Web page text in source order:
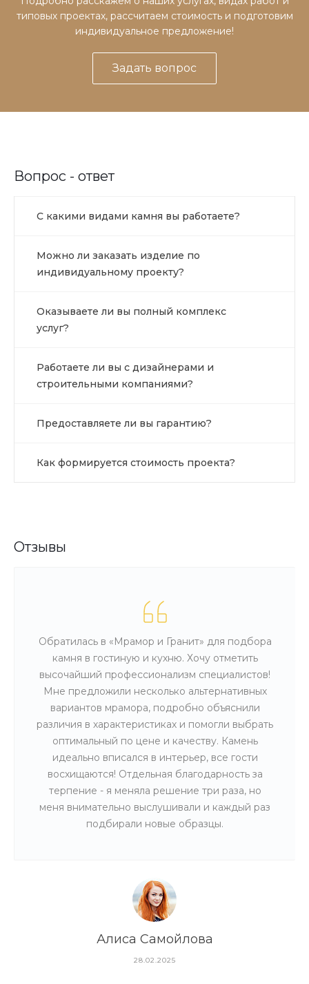
типовых проектах, рассчитаем стоимость и подготовим
индивидуальное предложение!
Задать вопрос
Вопрос - ответ
С какими видами камня вы работаете?
Можно ли заказать изделие по
индивидуальному проекту?
Оказываете ли вы полный комплекс
услуг?
Работаете ли вы с дизайнерами и
строительными компаниями?
Предоставляете ли вы гарантию?
Как формируется стоимость проекта?
Отзывы
Обратилась в «Мрамор и Гранит» для подбора
камня в гостиную и кухню. Хочу отметить
высочайший профессионализм специалистов!
Мне предложили несколько альтернативных
вариантов мрамора, подробно объяснили
различия в характеристиках и помогли выбрать
оптимальный по цене и качеству. Камень
идеально вписался в интерьер, все гости
восхищаются! Отдельная благодарность за
терпение - я меняла решение три раза, но
меня внимательно выслушивали и каждый раз
подбирали новые образцы.
Алиса Самойлова
28.02.2025